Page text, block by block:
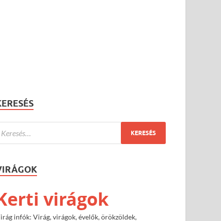
virágok
infók: Virág, virágok, évelők, örökzöldek,